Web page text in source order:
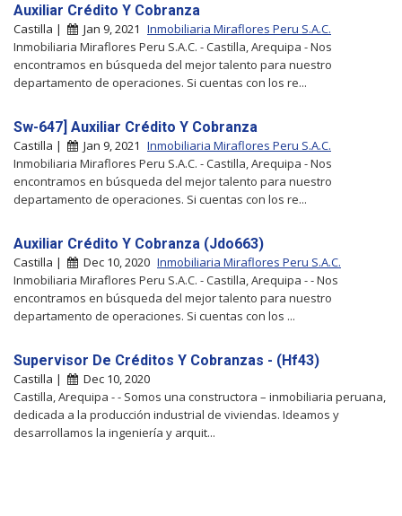
Auxiliar Crédito Y Cobranza
Castilla | Jan 9, 2021 Inmobiliaria Miraflores Peru S.A.C.
Inmobiliaria Miraflores Peru S.A.C. - Castilla, Arequipa - Nos
encontramos en búsqueda del mejor talento para nuestro
departamento de operaciones. Si cuentas con los re...
Sw-647] Auxiliar Crédito Y Cobranza
Castilla | Jan 9, 2021 Inmobiliaria Miraflores Peru S.A.C.
Inmobiliaria Miraflores Peru S.A.C. - Castilla, Arequipa - Nos
encontramos en búsqueda del mejor talento para nuestro
departamento de operaciones. Si cuentas con los re...
Auxiliar Crédito Y Cobranza (Jdo663)
Castilla | Dec 10, 2020 Inmobiliaria Miraflores Peru S.A.C.
Inmobiliaria Miraflores Peru S.A.C. - Castilla, Arequipa - - Nos
encontramos en búsqueda del mejor talento para nuestro
departamento de operaciones. Si cuentas con los ...
Supervisor De Créditos Y Cobranzas - (Hf43)
Castilla |
Dec 10, 2020
Castilla, Arequipa - - Somos una constructora – inmobiliaria peruana,
dedicada a la producción industrial de viviendas. Ideamos y
desarrollamos la ingeniería y arquit...